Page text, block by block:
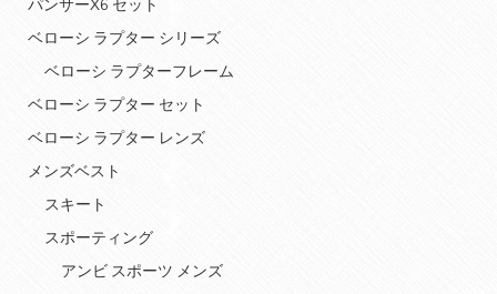
パンサーX6 セット
ベローシ ラプター シリーズ
ベローシ ラプターフレーム
ベローシ ラプター セット
ベローシ ラプター レンズ
メンズベスト
スキート
スポーティング
アンビ スポーツ メンズ